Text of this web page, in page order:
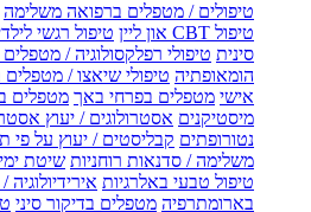
טיפולים / מטפלים ברפואה משלימה
טיפול CBT און ליין
טיפול רגשי
סינית טיפולי רפלקסולוגיה /
הומאופתיה טיפולי שיאצו /
אישי מטפלים בפרחי באך מטפלים
מיסטיקנים אסטרולוגים / יעוץ
נטורופתים קבליסטים / יעוץ על פי
משלימה / סדנאות רוחניות שיטת
טיפול טבעי באלרגיות אירידיולוגיה
בארומתרפיה מטפלים בדיקור סיני